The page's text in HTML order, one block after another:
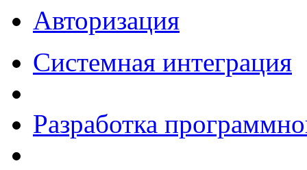
Авторизация
Системная интеграция
Разработка